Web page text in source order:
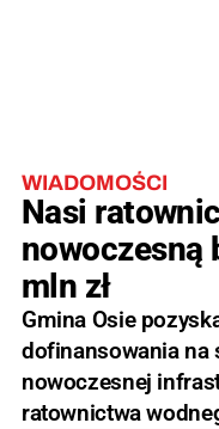
WIADOMOŚCI
Nasi
nowoczesną
mln zł
Gmina Osie
dofinansowania na
nowoczesnej
ratownictwa